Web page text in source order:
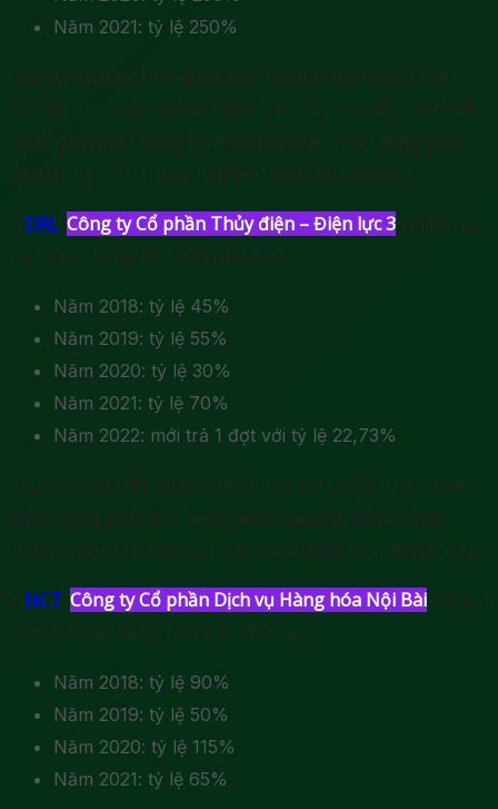
Năm 2021: tỷ lệ 250%
Giá cổ phiếu tại thời điểm viết bài của cổ phiếu VCF là
237,8k, tuy nhiên nhược điểm lớn nhất của cổ phiếu VCF
đó là gần như không có thanh khoản. Khối lượng giao
dịch trung bình trong 10 phiên chỉ là 50 cổ phiếu.
+ DRL: Công ty Cổ phần Thủy điện – Điện lực 3 với lịch sử
trả cổ tức bằng tiền mặt như sau:
Năm 2018: tỷ lệ 45%
Năm 2019: tỷ lệ 55%
Năm 2020: tỷ lệ 30%
Năm 2021: tỷ lệ 70%
Năm 2022: mới trả 1 đợt với tỷ lệ 22,73%
Giá cổ phiếu DRL tại thời điểm viết bài là 67k, tuy nhiên
khối lượng giao dịch trung bình của DRL chỉ khoảng
1,1k/phiên và có những ngày còn không có thanh khoản.
+ NCT: Công ty Cổ phần Dịch vụ Hàng hóa Nội Bài với lịch
sử trả cổ tức bằng tiền mặt như sau:
Năm 2018: tỷ lệ 90%
Năm 2019: tỷ lệ 50%
Năm 2020: tỷ lệ 115%
Năm 2021: tỷ lệ 65%